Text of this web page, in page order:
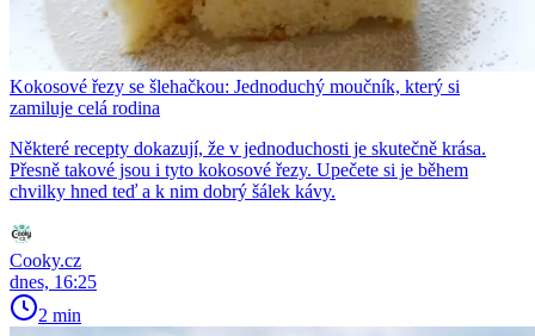
Kokosové řezy se šlehačkou: Jednoduchý moučník, který si
zamiluje celá rodina
Některé recepty dokazují, že v jednoduchosti je skutečně krása.
Přesně takové jsou i tyto kokosové řezy. Upečete si je během
chvilky hned teď a k nim dobrý šálek kávy.
Cooky.cz
dnes, 16:25
2 min